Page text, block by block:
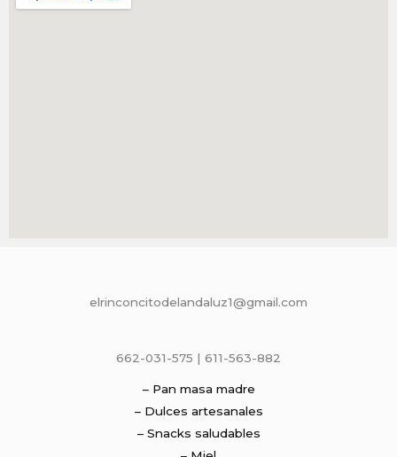
elrinconcitodelandaluz1@gmail.com
662-031-575 | 611-563-882
– Pan masa madre
– Dulces artesanales
– Snacks saludables